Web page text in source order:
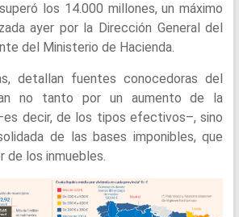
los 14.000 millones, un máximo
ayer por la Dirección General del
del Ministerio de Hacienda.
detallan fuentes conocedoras del
no tanto por un aumento de la
decir, de los tipos efectivos–, sino
de las bases imponibles, que
de los inmuebles.